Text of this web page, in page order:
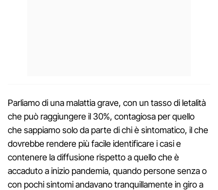
Parliamo di una malattia grave, con un tasso di letalità
che può raggiungere il 30%, contagiosa per quello
che sappiamo solo da parte di chi è sintomatico, il che
dovrebbe rendere più facile identificare i casi e
contenere la diffusione rispetto a quello che è
accaduto a inizio pandemia, quando persone senza o
con pochi sintomi andavano tranquillamente in giro a